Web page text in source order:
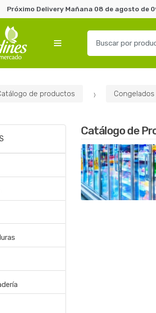
Próximo Delivery Mañana 08 de agosto de
r
de productos Congelados
Catálogo de